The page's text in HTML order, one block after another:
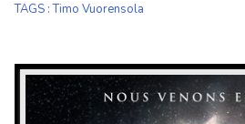
TAGS :Timo Vuorensola